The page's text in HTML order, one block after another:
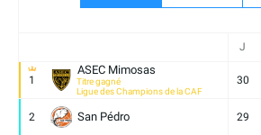
J
1
ASEC Mimosas
Titre gagné
Ligue des Champions de la CAF
30
2 San Pédro 29